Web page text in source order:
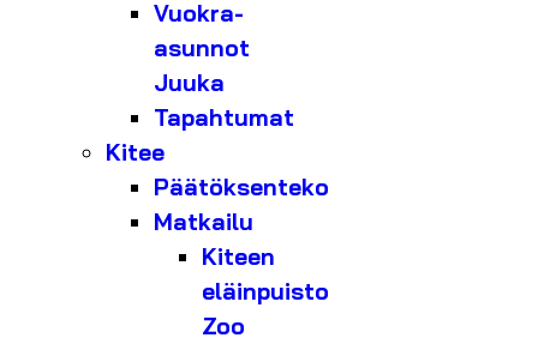
Vuokra-
asunnot
Juuka
Tapahtumat
Kitee
Päätöksenteko
Matkailu
Kiteen
eläinpuisto
Zoo